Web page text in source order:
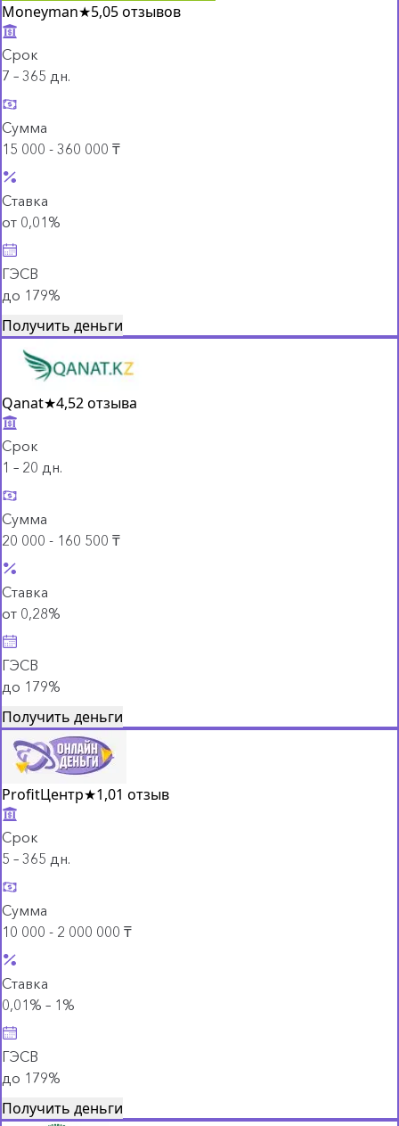
Moneyman★5,05 отзывов
Срок
7 – 365 дн.
Сумма
15 000 - 360 000 ₸
Ставка
от 0,01%
ГЭСВ
до 179%
Получить деньги
Qanat★4,52 отзыва
Срок
1 – 20 дн.
Сумма
20 000 - 160 500 ₸
Ставка
от 0,28%
ГЭСВ
до 179%
Получить деньги
ProfitЦентр★1,01 отзыв
Срок
5 – 365 дн.
Сумма
10 000 - 2 000 000 ₸
Ставка
0,01% – 1%
ГЭСВ
до 179%
Получить деньги